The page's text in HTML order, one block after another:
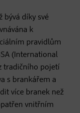
bývá díky své
k
pravidlům
(International
tradičního pojetí
s brankářem a
více branek než
vnitřním